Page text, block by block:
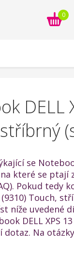
0
DELL
se
které se ptají
Pokud tedy
Touch,
níže uvedené
DELL XPS 13
dotaz. Na